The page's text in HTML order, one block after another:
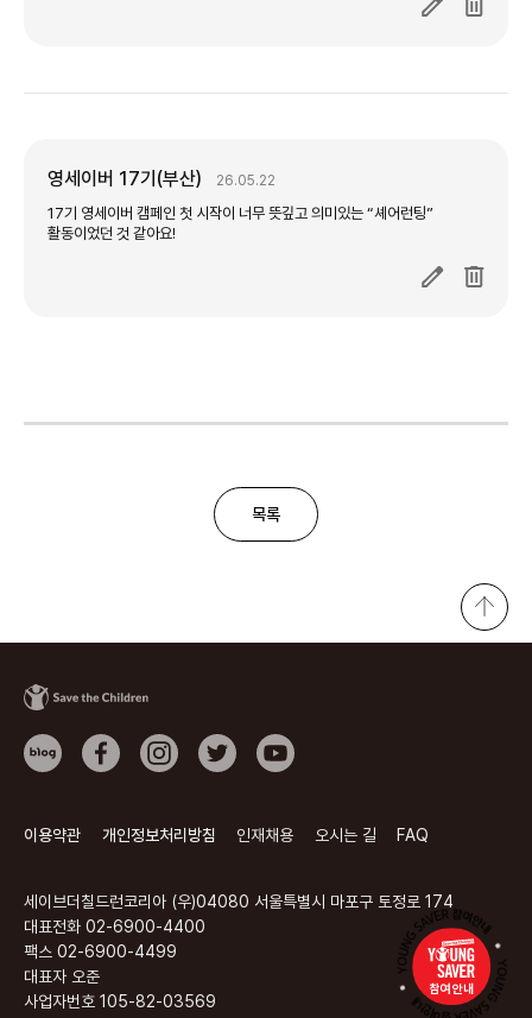
영세이버 17기(부산) 26.05.22
목록
이용약관 개인정보처리방침 인재채용 오시는 길 FAQ
세이브더칠드런코리아 (우)04080 서울특별시 마포구 토정로 174
대표전화 02-6900-4400
팩스 02-6900-4499
대표자 오준
사업자번호 105-82-03569
참여 안내